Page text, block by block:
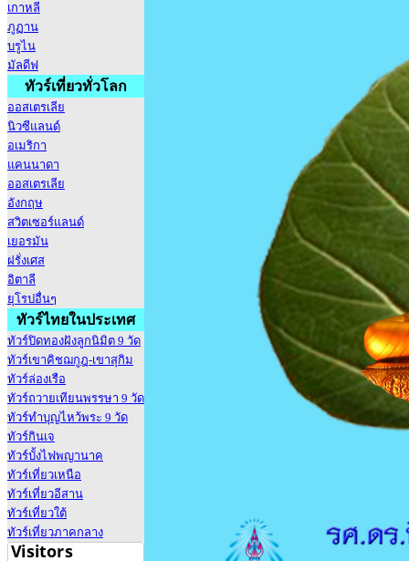
เกาหลี
ภูฏาน
บรูไน
มัลดีฟ
ทัวร์เที่ยวทั่วโลก
ออสเตรเลีย
นิวซีแลนด์
อเมริกา
แคนนาดา
ออสเตรเลีย
อังกฤษ
สวิตเซอร์แลนด์
เยอรมัน
ฝรั่งเศส
อิตาลี
ยุโรปอื่นๆ
ทัวร์ไทยในประเทศ
ทัวร์ปิดทองฝังลูกนิมิต 9 วัด
ทัวร์เขาคิชฌกูฎ-เขาสุกิม
ทัวร์ล่องเรือ
ทัวร์ถวายเทียนพรรษา 9 วัด
ทัวร์ทำบุญไหว้พระ 9 วัด
ทัวร์กินเจ
ทัวร์บั้งไฟพญานาค
ทัวร์เที่ยวเหนือ
ทัวร์เที่ยวอีสาน
ทัวร์เที่ยวใต้
ทัวร์เที่ยวภาคกลาง